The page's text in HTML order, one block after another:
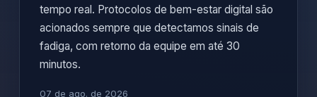
tempo real. Protocolos de bem-estar digital são
acionados sempre que detectamos sinais de
fadiga, com retorno da equipe em até 30
minutos.
07 de ago. de 2026